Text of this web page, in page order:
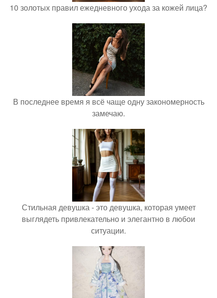
10 золотых правил ежедневного ухода за кожей лица?
В последнее время я всё чаще одну закономерность
замечаю.
Стильная девушка - это девушка, которая умеет
выглядеть привлекательно и элегантно в любои
ситуации.